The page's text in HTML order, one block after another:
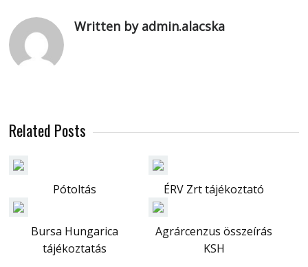
Written by admin.alacska
Related Posts
Pótoltás ÉRV Zrt tájékoztató
Bursa Hungarica
tájékoztatás
Agrárcenzus összeírás
KSH